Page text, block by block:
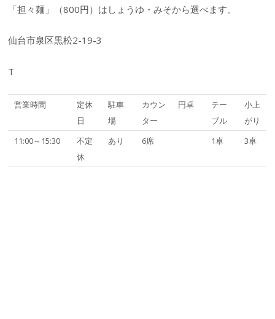
「担々麺」（800円）はしょうゆ・みそから選べます。
仙台市泉区黒松2-19-3
T
営業時間
定休
日
駐車
場
カウン
ター
円卓
テー
ブル
小上
がり
11:00～15:30
不定
休
あり 6席 1卓 3卓